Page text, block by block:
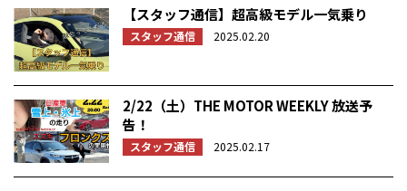
【スタッフ通信】超高級モデル一気乗り
スタッフ通信 2025.02.20
2/22（土）THE MOTOR WEEKLY 放送予
告！
スタッフ通信 2025.02.17